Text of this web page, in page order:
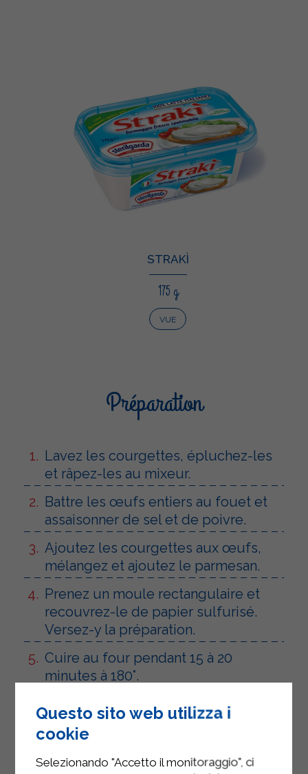
STRAKÌ
175 g
VUE
Préparation
Lavez les courgettes, épluchez-les
et râpez-les au mixeur.
Battre les œufs entiers au fouet et
assaisonner de sel et de poivre.
Ajoutez les courgettes aux œufs,
mélangez et ajoutez le parmesan.
Prenez un moule rectangulaire et
recouvrez-le de papier sulfurisé.
Versez-y la préparation.
Cuire au four pendant 15 à 20
minutes à 180°.
Retirez l'omelette du papier
sulfurisé.
Sterilgarda.
Questo sito web utilizza i
cookie
Selezionando "Accetto il monitoraggio", ci